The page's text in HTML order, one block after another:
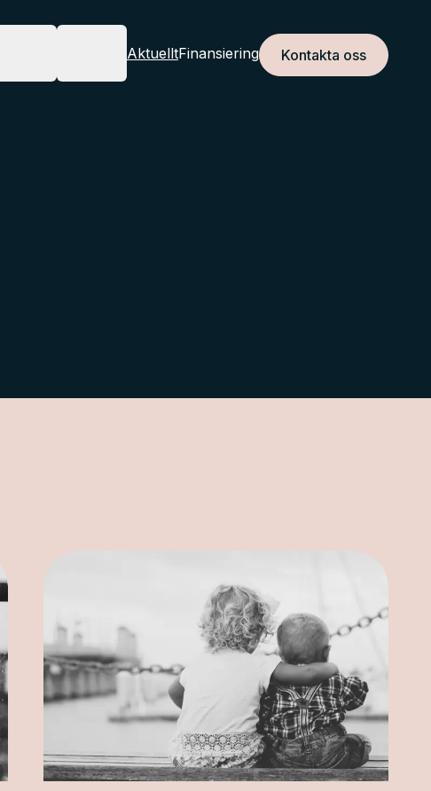
OM OSS
AktuelltFinansiering Kontakta oss